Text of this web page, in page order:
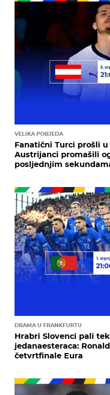
VELIKA POBJEDA
Fanatični Turci prošli
Austrijanci promašili
posljednjim
DRAMA U FRANKFURTU
Hrabri Slovenci pali
jedanaesteraca:
četvrtfinale Eura